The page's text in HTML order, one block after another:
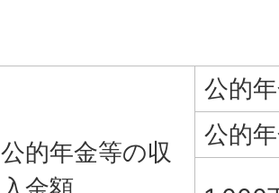
公的年金等の収
公的
公的